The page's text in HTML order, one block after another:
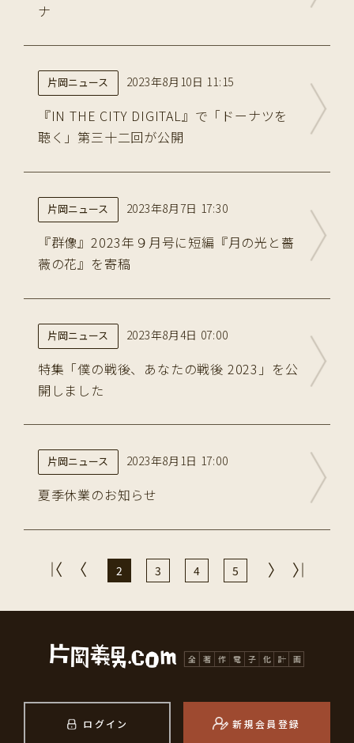
ナ
片岡ニュース 2023年8月10日 11:15
『IN THE CITY DIGITAL』で「ドーナツを
聴く」第三十二回が公開
片岡ニュース 2023年8月7日 17:30
『群像』2023年９月号に短編『月の光と薔
薇の花』を寄稿
片岡ニュース 2023年8月4日 07:00
特集「僕の戦後、あなたの戦後 2023」を公
開しました
片岡ニュース 2023年8月1日 17:00
夏季休業のお知らせ
2 3 4 5
ログイン 新規会員登録